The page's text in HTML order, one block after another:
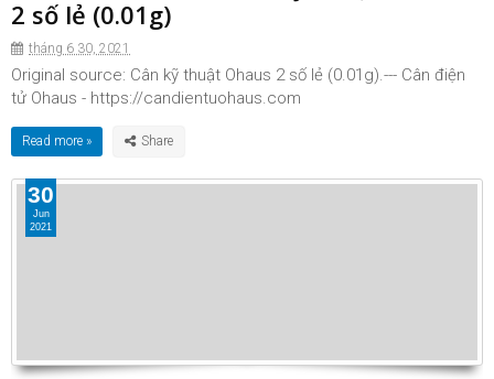
2 số lẻ (0.01g)
tháng 6 30, 2021
Original source: Cân kỹ thuật Ohaus 2 số lẻ (0.01g).--- Cân điện
tử Ohaus - https://candientuohaus.com
Read more »
30
Jun
2021